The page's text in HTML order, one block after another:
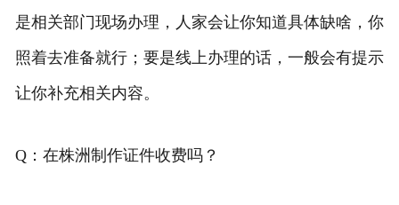
是相关部门现场办理，人家会让你知道具体缺啥，你
照着去准备就行；要是线上办理的话，一般会有提示
让你补充相关内容。
Q：在株洲制作证件收费吗？